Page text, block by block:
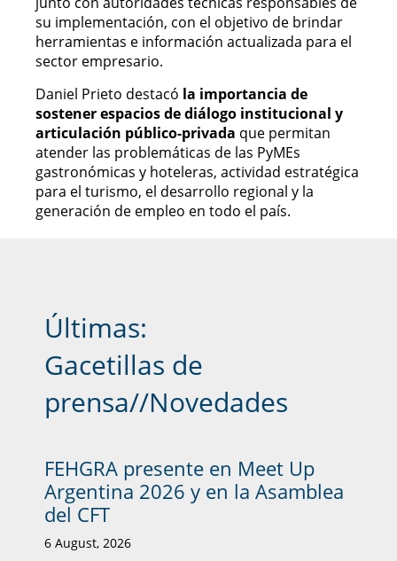
su implementación, con el objetivo de brindar
herramientas e información actualizada para el
sector empresario.
Daniel Prieto destacó la importancia de
sostener espacios de diálogo institucional y
articulación público-privada que permitan
atender las problemáticas de las PyMEs
gastronómicas y hoteleras, actividad estratégica
para el turismo, el desarrollo regional y la
generación de empleo en todo el país.
Últimas:
Gacetillas de
prensa//Novedades
FEHGRA presente en Meet Up
Argentina 2026 y en la Asamblea
del CFT
6 August, 2026